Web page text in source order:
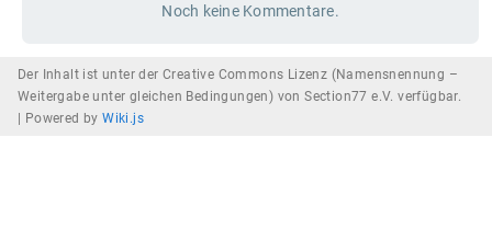
Noch keine Kommentare.
Der Inhalt ist unter der Creative Commons Lizenz (Namensnennung –
Weitergabe unter gleichen Bedingungen) von Section77 e.V. verfügbar.
| Powered byWiki.js